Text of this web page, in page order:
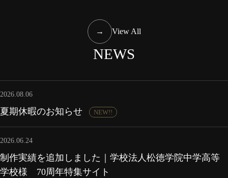
→ View All
NEWS
2026.08.06
夏期休暇のお知らせ NEW!!
2026.06.24
制作実績を追加しました｜学校法人松徳学院中学高等
学校様 70周年特集サイト